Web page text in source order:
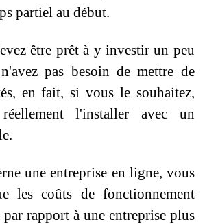
partiel au début.
être prêt à y investir un peu
pas besoin de mettre de
en fait, si vous le souhaitez,
l'installer avec un
une entreprise en ligne, vous
les coûts de fonctionnement
rapport à une entreprise plus